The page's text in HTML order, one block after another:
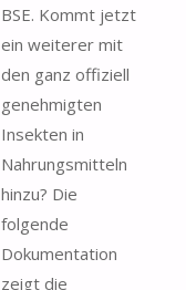
BSE. Kommt jetzt
ein weiterer mit
den ganz offiziell
genehmigten
Insekten in
Nahrungsmitteln
hinzu? Die
folgende
Dokumentation
zeigt die